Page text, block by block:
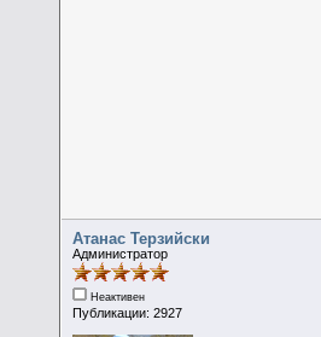
Атанас Терзийски
Администратор
Неактивен
Публикации: 2927